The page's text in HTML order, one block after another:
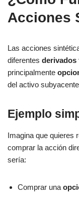
Acciones
Las acciones
diferentes derivados
principalmente
del activo
Ejemplo
Imagina que quieres
comprar la acción
sería:
Comprar una